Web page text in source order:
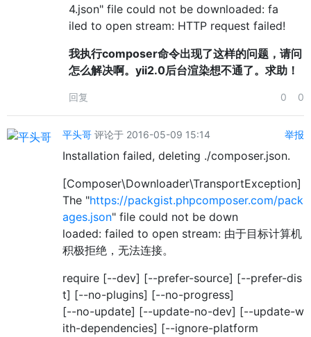
4.json" file could not be downloaded: fa
iled to open stream: HTTP request failed!
我执行composer命令出现了这样的问题，请问
怎么解决啊。yii2.0后台渲染想不通了。求助！
回复 0 0
平头哥 评论于 2016-05-09 15:14 举报
Installation failed, deleting ./composer.json.
[Composer\Downloader\TransportException]
The "https://packgist.phpcomposer.com/pack
ages.json" file could not be down
loaded: failed to open stream: 由于目标计算机
积极拒绝，无法连接。
require [--dev] [--prefer-source] [--prefer-dis
t] [--no-plugins] [--no-progress]
[--no-update] [--update-no-dev] [--update-w
ith-dependencies] [--ignore-platform